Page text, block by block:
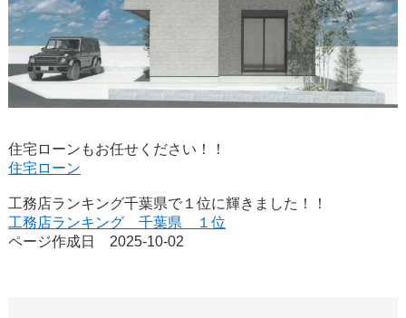
住宅ローンもお任せください！！
住宅ローン
工務店ランキング千葉県で１位に輝きました！！
工務店ランキング 千葉県 １位
ページ作成日 2025-10-02